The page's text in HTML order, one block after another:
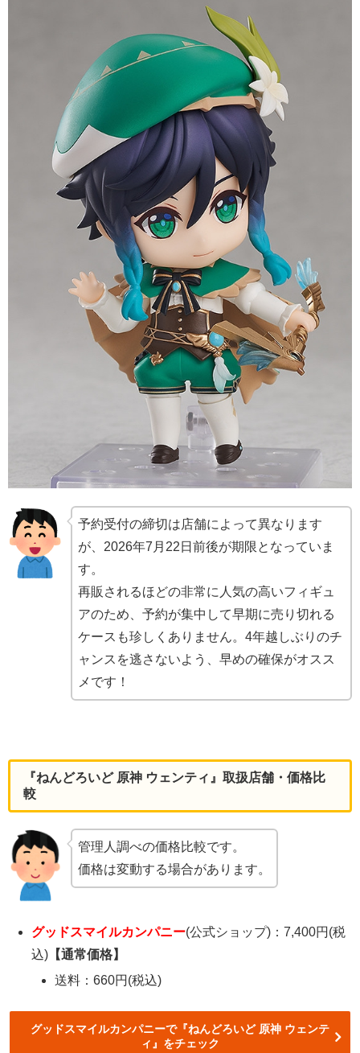
予約受付の締切は店舗によって異なります
が、2026年7月22日前後が期限となっていま
す。
再販されるほどの非常に人気の高いフィギュ
アのため、予約が集中して早期に売り切れる
ケースも珍しくありません。4年越しぶりのチ
ャンスを逃さないよう、早めの確保がオスス
メです！
『ねんどろいど 原神 ウェンティ』取扱店舗・価格比
較
管理人調べの価格比較です。
価格は変動する場合があります。
グッドスマイルカンパニー(公式ショップ)：7,400円(税
込) 【通常価格】
送料：660円(税込)
グッドスマイルカンパニーで『ねんどろいど 原神 ウェンテ
ィ』をチェック